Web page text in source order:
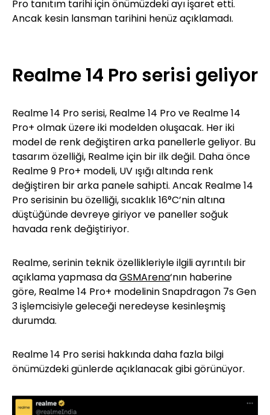
Pro tanıtım tarihi için önümüzdeki ayı işaret etti.
Ancak kesin lansman tarihini henüz açıklamadı.
Realme 14 Pro serisi geliyor
Realme 14 Pro serisi, Realme 14 Pro ve Realme 14
Pro+ olmak üzere iki modelden oluşacak. Her iki
model de renk değiştiren arka panellerle geliyor. Bu
tasarım özelliği, Realme için bir ilk değil. Daha önce
Realme 9 Pro+ modeli, UV ışığı altında renk
değiştiren bir arka panele sahipti. Ancak Realme 14
Pro serisinin bu özelliği, sıcaklık 16°C’nin altına
düştüğünde devreye giriyor ve paneller soğuk
havada renk değiştiriyor.
Realme, serinin teknik özellikleriyle ilgili ayrıntılı bir
açıklama yapmasa daGSMArena‘nın haberine
göre, Realme 14 Pro+ modelinin Snapdragon 7s Gen
3 işlemcisiyle geleceği neredeyse kesinleşmiş
durumda.
Realme 14 Pro serisi hakkında daha fazla bilgi
önümüzdeki günlerde açıklanacak gibi görünüyor.